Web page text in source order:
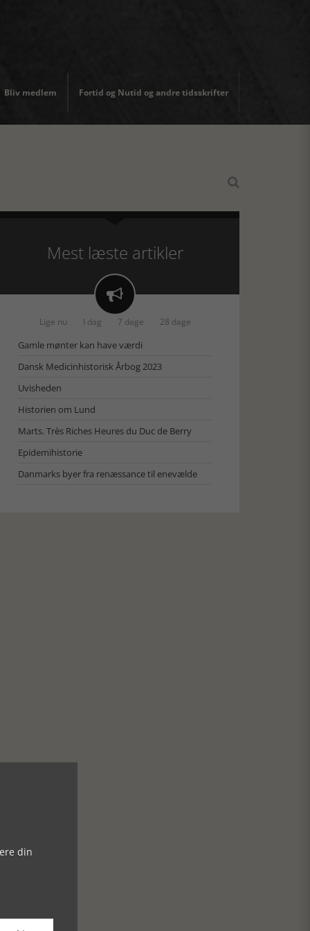
Bliv medlem Fortid og Nutid og andre tidsskrifter

Mest læste artikler

Lige nu I dag 7 dage 28 dage
Gamle mønter kan have værdi
Dansk Medicinhistorisk Årbog 2023
Uvisheden
Historien om Lund
Marts. Très Riches Heures du Duc de Berry
Epidemihistorie
Danmarks byer fra renæssance til enevælde
din